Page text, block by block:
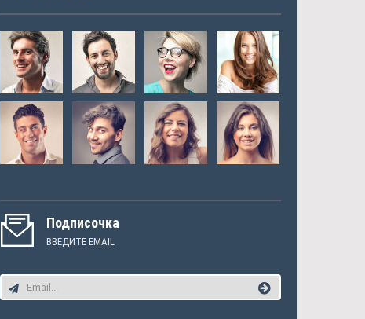
Подписочка
ВВЕДИТЕ EMAIL